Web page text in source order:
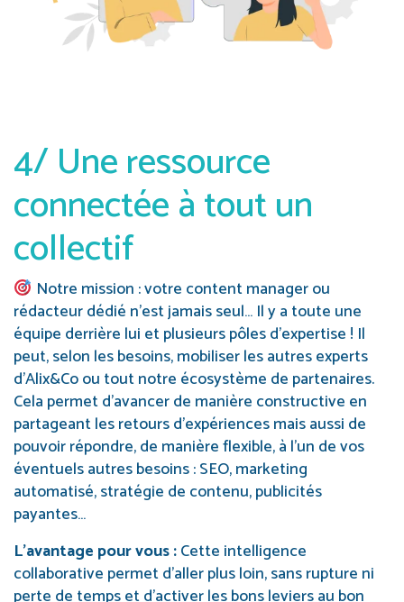
4/ Une ressource
connectée à tout un
collectif
Notre mission : votre content manager ou
rédacteur dédié n’est jamais seul… Il y a toute une
équipe derrière lui et plusieurs pôles d’expertise ! Il
peut, selon les besoins, mobiliser les autres experts
d’Alix&Co ou tout notre écosystème de partenaires.
Cela permet d’avancer de manière constructive en
partageant les retours d’expériences mais aussi de
pouvoir répondre, de manière flexible, à l’un de vos
éventuels autres besoins : SEO, marketing
automatisé, stratégie de contenu, publicités
payantes…
L’avantage pour vous :Cette intelligence
collaborative permet d’aller plus loin, sans rupture ni